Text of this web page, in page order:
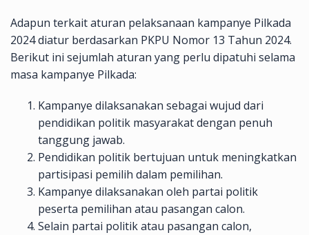
Adapun terkait aturan pelaksanaan kampanye Pilkada
2024 diatur berdasarkan PKPU Nomor 13 Tahun 2024.
Berikut ini sejumlah aturan yang perlu dipatuhi selama
masa kampanye Pilkada:
Kampanye dilaksanakan sebagai wujud dari
pendidikan politik masyarakat dengan penuh
tanggung jawab.
Pendidikan politik bertujuan untuk meningkatkan
partisipasi pemilih dalam pemilihan.
Kampanye dilaksanakan oleh partai politik
peserta pemilihan atau pasangan calon.
Selain partai politik atau pasangan calon,